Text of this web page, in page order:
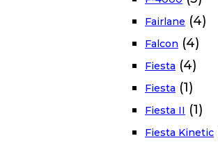
Fairlane (4)
Falcon (4)
Fiesta (4)
Fiesta (1)
Fiesta II (1)
Fiesta Kinetic